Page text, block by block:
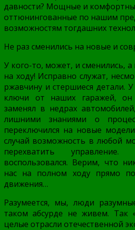
давности? Мощные и
оттюнингованные по нашим
возможностям тогдашних
Не раз сменились на новые и
У кого-то, может, и сменились,
на ходу! Исправно служат,
ржавчину и стершиеся детали.
ключи от наших гаражей, он
заменял в недрах
лишними знаниями о
переключился на новые
случай возможность в любой
перехватить
воспользовался. Верим, что
нас на полном ходу прямо
движения…
Разумеется, мы, люди
таком абсурде не живем. Так
целые отрасли отечественной